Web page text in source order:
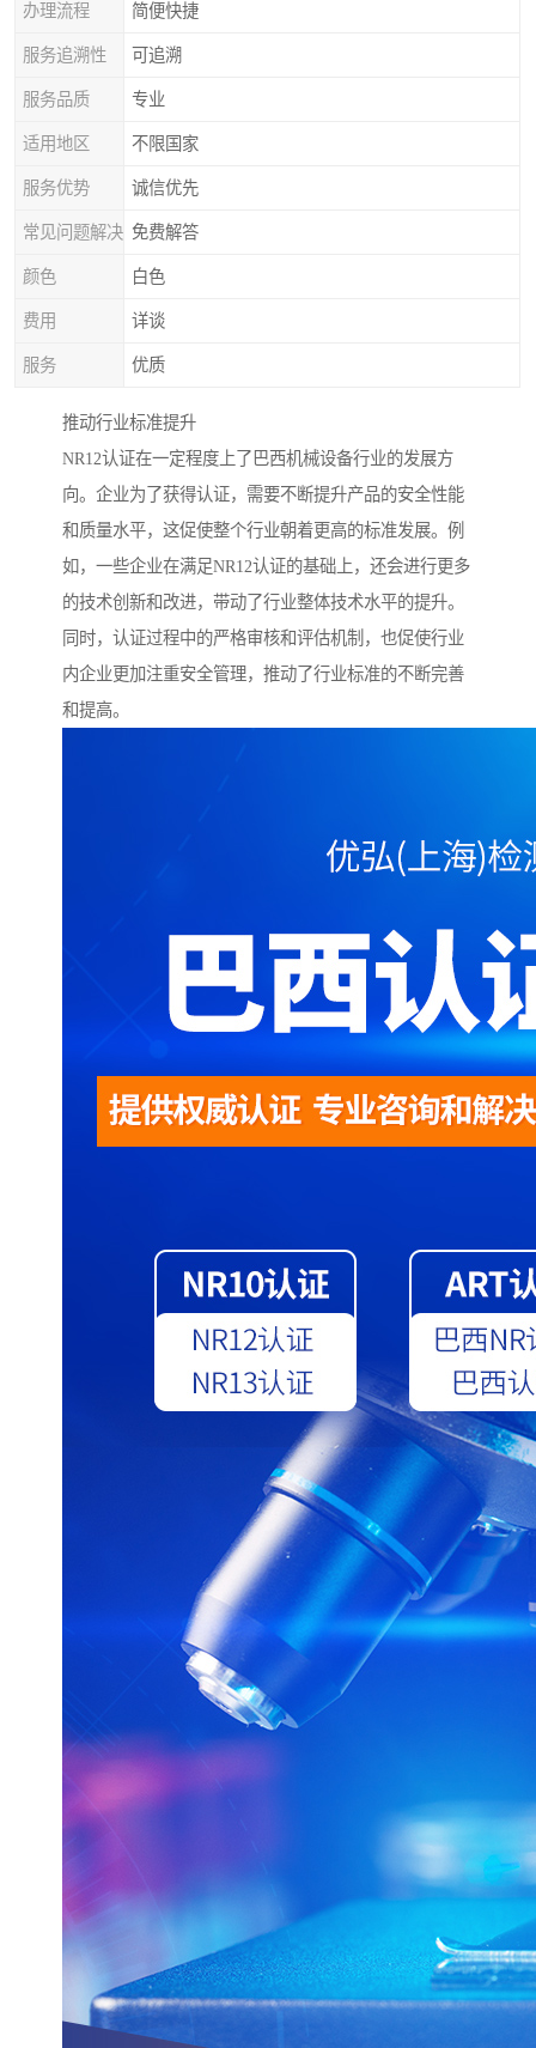
办理流程 简便快捷
服务追溯性 可追溯
服务品质 专业
适用地区 不限国家
服务优势 诚信优先
常见问题解决 免费解答
颜色 白色
费用 详谈
服务 优质
推动行业标准提升
NR12认证在一定程度上了巴西机械设备行业的发展方
向。企业为了获得认证，需要不断提升产品的安全性能
和质量水平，这促使整个行业朝着更高的标准发展。例
如，一些企业在满足NR12认证的基础上，还会进行更多
的技术创新和改进，带动了行业整体技术水平的提升。
同时，认证过程中的严格审核和评估机制，也促使行业
内企业更加注重安全管理，推动了行业标准的不断完善
和提高。